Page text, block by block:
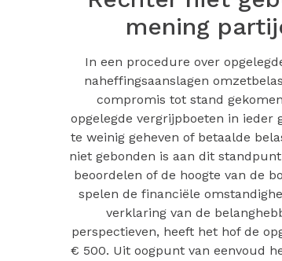
mening
In een procedure over
naheffingsaanslagen
compromis tot stand
opgelegde vergrijpboeten in ieder
te weinig geheven of betaalde
niet gebonden is aan dit
beoordelen of de hoogte van de
spelen de financiële
verklaring van de
perspectieven, heeft het hof de
€ 500. Uit oogpunt van eenvoud